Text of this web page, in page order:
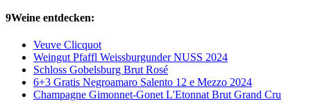
9Weine entdecken:
Veuve Clicquot
Weingut Pfaffl Weissburgunder NUSS 2024
Schloss Gobelsburg Brut Rosé
6+3 Gratis Negroamaro Salento 12 e Mezzo 2024
Champagne Gimonnet-Gonet L'Etonnat Brut Grand Cru